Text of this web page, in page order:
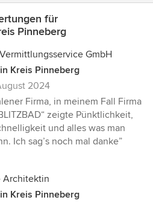
für
Pinneberg
GmbH
Kreis Pinneberg
2024
Firma, in meinem Fall Firma
zeigte Pünktlichkeit,
und alles was man
Ich sag’s noch mal danke”
Architektin
Kreis Pinneberg